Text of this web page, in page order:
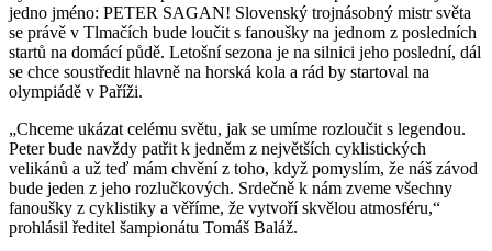
jedno jméno: PETER SAGAN! Slovenský trojnásobný mistr světa
se právě v Tlmačích bude loučit s fanoušky na jednom z posledních
startů na domácí půdě. Letošní sezona je na silnici jeho poslední, dál
se chce soustředit hlavně na horská kola a rád by startoval na
olympiádě v Paříži.
„Chceme ukázat celému světu, jak se umíme rozloučit s legendou.
Peter bude navždy patřit k jedněm z největších cyklistických
velikánů a už teď mám chvění z toho, když pomyslím, že náš závod
bude jeden z jeho rozlučkových. Srdečně k nám zveme všechny
fanoušky z cyklistiky a věříme, že vytvoří skvělou atmosféru,“
prohlásil ředitel šampionátu Tomáš Baláž.